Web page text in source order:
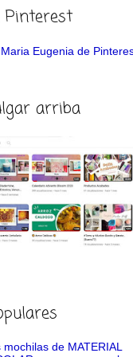
Pinterest
Eugenia de
arriba
mochilas de MATERIAL